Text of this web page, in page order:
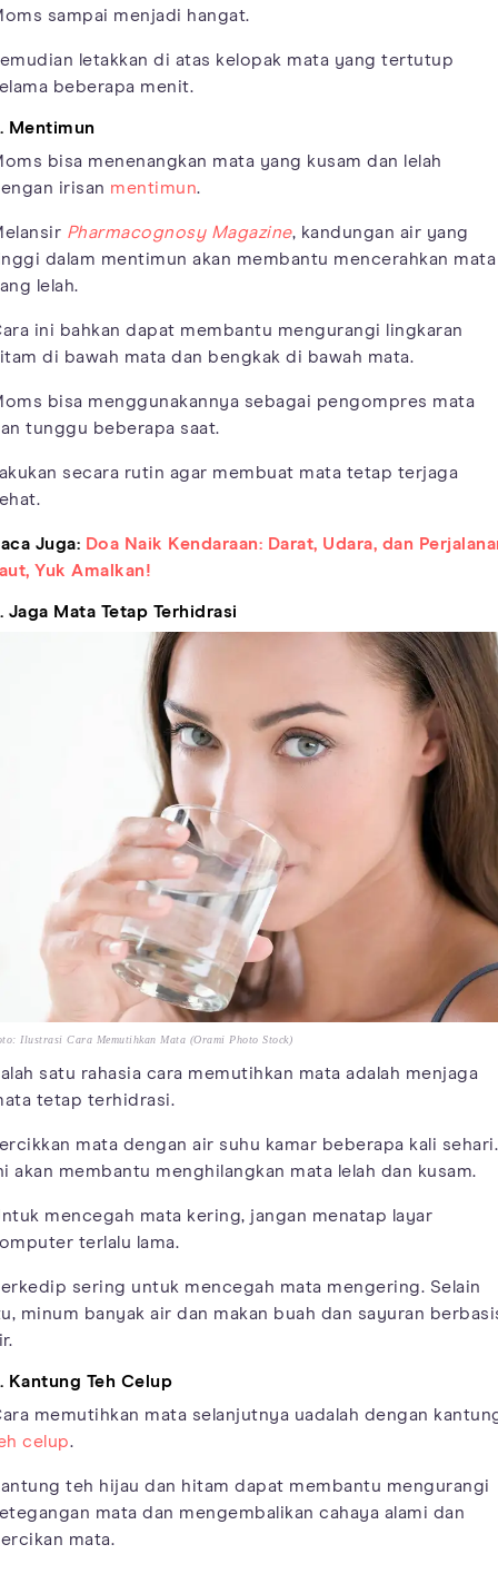
sampai menjadi hangat.
letakkan di atas kelopak mata yang tertutup
beberapa menit.
Mentimun
bisa menenangkan mata yang kusam dan lelah
irisan mentimun.
Pharmacognosy Magazine, kandungan air yang
dalam mentimun akan membantu mencerahkan mata
lelah.
ini bahkan dapat membantu mengurangi lingkaran
di bawah mata dan bengkak di bawah mata.
bisa menggunakannya sebagai pengompres mata
tunggu beberapa saat.
secara rutin agar membuat mata tetap terjaga
Juga: Doa Naik Kendaraan: Darat, Udara, dan
Yuk Amalkan!
Jaga Mata Tetap Terhidrasi
Ilustrasi Cara Memutihkan Mata (Orami Photo Stock)
satu rahasia cara memutihkan mata adalah menjaga
tetap terhidrasi.
mata dengan air suhu kamar beberapa kali sehari.
akan membantu menghilangkan mata lelah dan kusam.
mencegah mata kering, jangan menatap layar
terlalu lama.
sering untuk mencegah mata mengering. Selain
minum banyak air dan makan buah dan sayuran
Kantung Teh Celup
memutihkan mata selanjutnya uadalah dengan
celup.
teh hijau dan hitam dapat membantu mengurangi
mata dan mengembalikan cahaya alami dan
mata.